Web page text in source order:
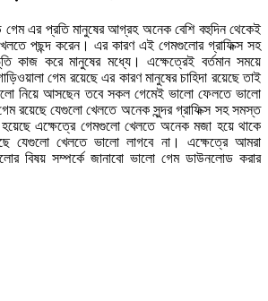
গেম এর প্রতি মানুষের আগ্রহ অনেক বেশি বহুদিন থেকেই
পছন্দ করেন। এর কারণ এই গেমগুলোর গ্রাফিক্স সহ
কাজ করে মানুষের মধ্যে। এক্ষেত্রেই বর্তমান সময়ে
গেম রয়েছে এর কারণ মানুষের চাহিদা রয়েছে তাই
নিয়ে আসছেন তবে সকল গেমেই ভালো ফেলতে ভালো
রয়েছে যেগুলো খেলতে অনেক সুন্দর গ্রাফিক্স সহ সমস্ত
হয়েছে এক্ষেত্রে গেমগুলো খেলতে অনেক মজা হয়ে থাকে
যেগুলো খেলতে ভালো লাগবে না। এক্ষেত্রে আমরা
বিষয় সম্পর্কে জানাবো ভালো গেম ডাউনলোড করার